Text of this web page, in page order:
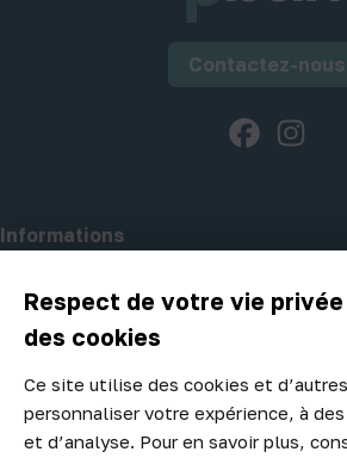
Respect de votre vie
des cookies
Ce site utilise des cookies et
personnaliser votre expérience, à
et d’analyse. Pour en savoir plus,
Contactez-nous
Facebook
Informations
A propos d'Atelier Piscine
Newsletter
Ne manquez aucune opportunité ! Restez
prix et nouveaux